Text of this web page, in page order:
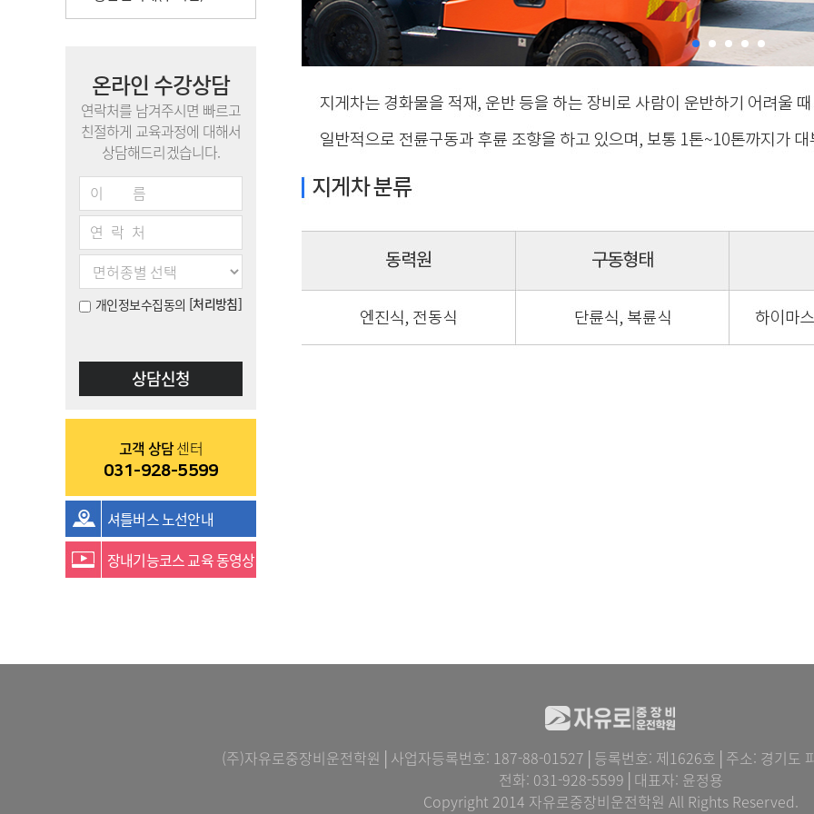
온라인 수강상담
연락처를 남겨주시면 빠르고
친절하게 교육과정에 대해서
상담해드리겠습니다.
이름
연락처
개인정보수집동의 [처리방침]
고객 상담센터
031-928-5599
셔틀버스 노선안내
장내기능코스 교육 동영상
(주)자유로중장비운전학원│사업자등록번호: 187-88-01527│등록번호: 제1626호│주소: 경기도
전화: 031-928-5599│대표자: 윤정용
Copyright 2014 자유로중장비운전학원 All Rights Reserved.